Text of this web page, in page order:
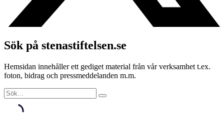
Sök på stenastiftelsen.se
Hemsidan innehåller ett gediget material från vår verksamhet t.ex.
foton, bidrag och pressmeddelanden m.m.